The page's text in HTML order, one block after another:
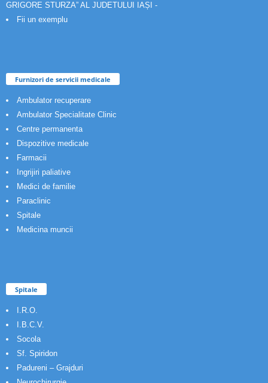
GRIGORE STURZA” AL JUDETULUI IAȘI -
Fii un exemplu
Furnizori de servicii medicale
Ambulator recuperare
Ambulator Specialitate Clinic
Centre permanenta
Dispozitive medicale
Farmacii
Ingrijiri paliative
Medici de familie
Paraclinic
Spitale
Medicina muncii
Spitale
I.R.O.
I.B.C.V.
Socola
Sf. Spiridon
Padureni – Grajduri